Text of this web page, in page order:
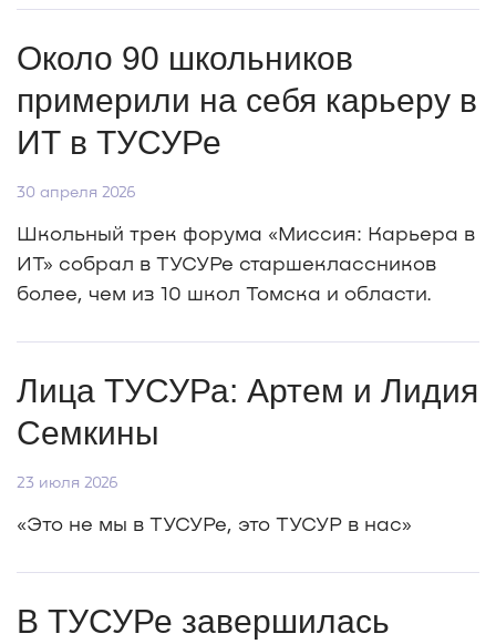
Около 90 школьников
примерили на себя карьеру в
ИТ в ТУСУРе
30 апреля 2026
Школьный трек форума «Миссия: Карьера в
ИТ» собрал в ТУСУРе старшеклассников
более, чем из 10 школ Томска и области.
Лица ТУСУРа: Артем и Лидия
Семкины
23 июля 2026
«Это не мы в ТУСУРе, это ТУСУР в нас»
В ТУСУРе завершилась